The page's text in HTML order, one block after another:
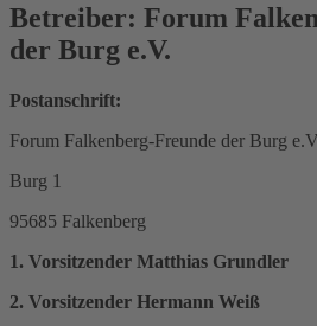
Betreiber: Forum
der Burg e.V.
Postanschrift:
Forum Falkenberg-Freunde der Burg
Burg 1
95685 Falkenberg
1. Vorsitzender Matthias Grundler
2. Vorsitzender Hermann Weiß